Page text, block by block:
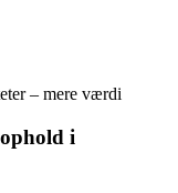
– mere værdi
i